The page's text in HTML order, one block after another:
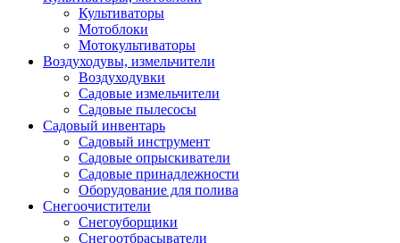
Культиваторы
Мотоблоки
Мотокультиваторы
Воздуходувы, измельчители
Воздуходувки
Садовые измельчители
Садовые пылесосы
Садовый инвентарь
Садовый инструмент
Садовые опрыскиватели
Садовые принадлежности
Оборудование для полива
Снегоочистители
Снегоуборщики
Снегоотбрасыватели